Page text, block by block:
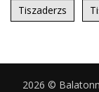
Tiszaderzs
2026 ©